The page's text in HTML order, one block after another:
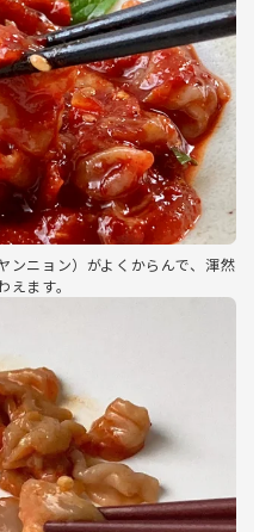
ンニョン）がよくからんで、渾然
ます。